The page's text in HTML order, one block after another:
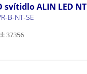
svítidlo ALIN LED NT
B-NT-SE
37356